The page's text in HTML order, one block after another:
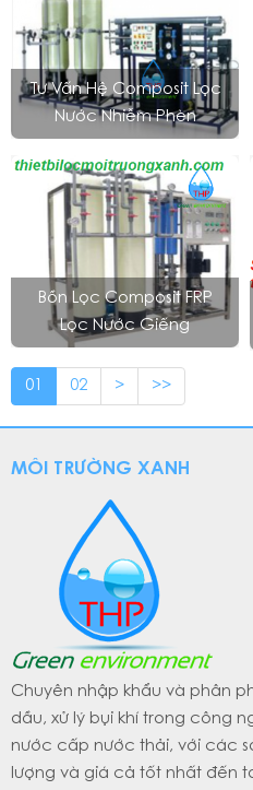
Tư Vấn Hệ Composit Lọc
Nước Nhiễm Phèn
Bồn Lọc Composit FRP
Lọc Nước Giếng
01 02 > >>
MÔI TRƯỜNG XANH
Chuyên nhập khẩu và phân
dầu, xử lý bụi khí trong công
nước cấp nước thải, với các
lượng và giá cả tốt nhất đến